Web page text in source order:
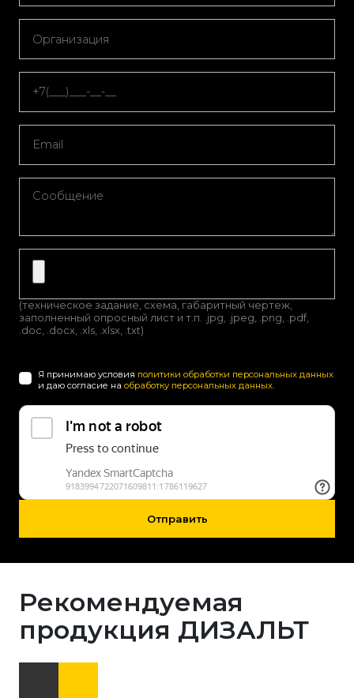
(техническое задание, схема, габаритный чертеж,
заполненный опросный лист и т.п. .jpg, .jpeg, .png, .pdf,
.doc, .docx, .xls, .xlsx, .txt)
Я принимаю условия политики обработки персональных данных
и даю согласие на обработку персональных данных.
Отправить
Рекомендуемая
продукция ДИЗАЛЬТ